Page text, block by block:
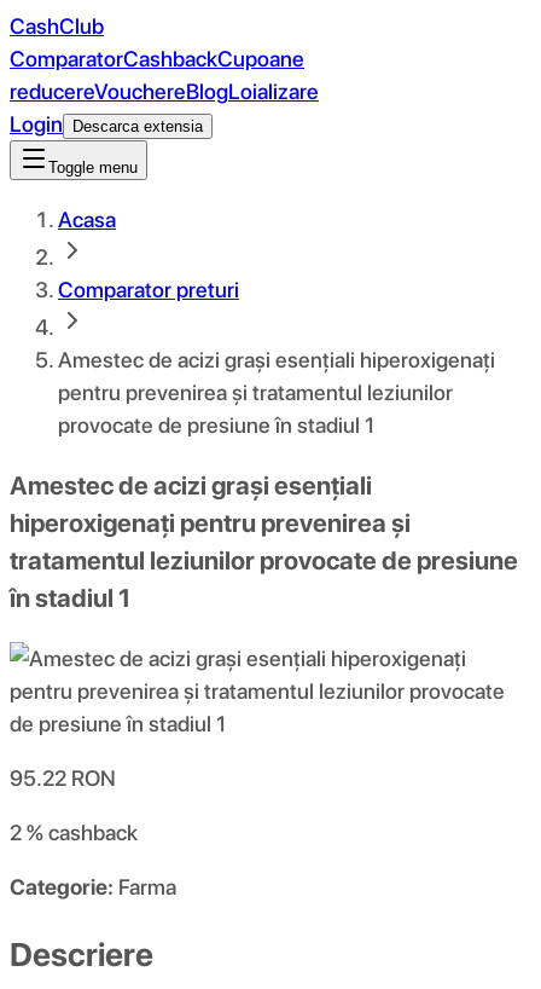
CashClub
ComparatorCashbackCupoane
reducereVouchereBlogLoializare
Login
Descarca extensia
Toggle menu
Acasa
Comparator preturi
Amestec de acizi grași esențiali hiperoxigenați
pentru prevenirea și tratamentul leziunilor
provocate de presiune în stadiul 1
Amestec de acizi grași esențiali
hiperoxigenați pentru prevenirea și
tratamentul leziunilor provocate de presiune
în stadiul 1
95.22 RON
2 %cashback
Categorie: Farma
Descriere